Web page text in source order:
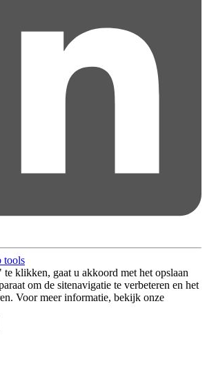
tools
klikken, gaat u akkoord met het opslaan
om de sitenavigatie te verbeteren en het
Voor meer informatie, bekijk onze